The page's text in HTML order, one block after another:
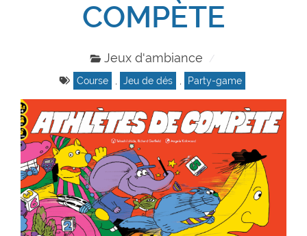
COMPÈTE
Jeux d'ambiance
Course , Jeu de dés , Party-game